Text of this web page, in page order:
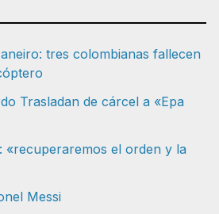
tres colombianas fallecen
Trasladan de cárcel a «Epa
«recuperaremos el orden y la
Messi